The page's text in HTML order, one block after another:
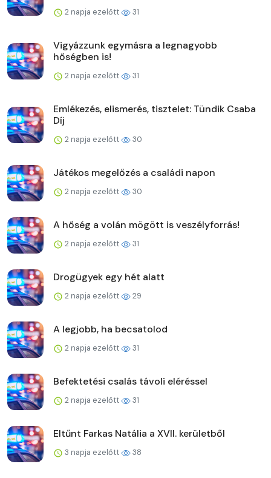
2 napja ezelőtt 31
Vigyázzunk egymásra a legnagyobb
hőségben is!
2 napja ezelőtt 31
Emlékezés, elismerés, tisztelet: Tündik Csaba
Díj
2 napja ezelőtt 30
Játékos megelőzés a családi napon
2 napja ezelőtt 30
A hőség a volán mögött is veszélyforrás!
2 napja ezelőtt 31
Drogügyek egy hét alatt
2 napja ezelőtt 29
A legjobb, ha becsatolod
2 napja ezelőtt 31
Befektetési csalás távoli eléréssel
2 napja ezelőtt 31
Eltűnt Farkas Natália a XVII. kerületből
3 napja ezelőtt 38